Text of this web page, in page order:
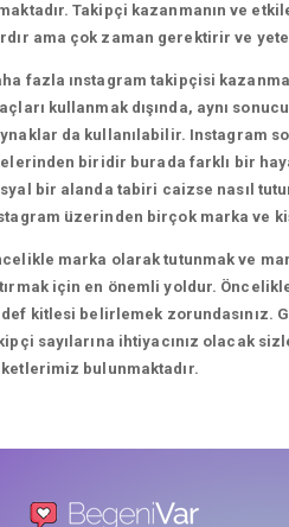
Takipçi kazanmanın ve
ama çok zaman gerektirir ve
fazla ınstagram takipçisi
kullanmak dışında, aynı
da kullanılabilir. Instagram
biridir burada farklı bir
bir alanda tabiri caizse nasıl
üzerinden birçok marka ve
marka olarak tutunmak ve
için en önemli yoldur.
kitlesi belirlemek zorundasınız.
sayılarına ihtiyacınız olacak
bulunmaktadır.